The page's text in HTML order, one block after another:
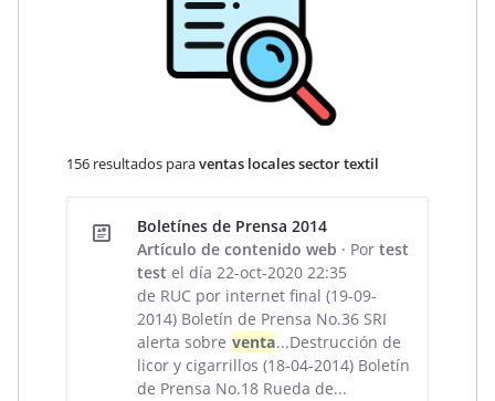
156 resultados paraventas locales sector textil
Boletínes de Prensa 2014
Artículo de contenido web · Por test
test el día 22-oct-2020 22:35
de RUC por internet final (19-09-
2014) Boletín de Prensa No.36 SRI
alerta sobre venta...Destrucción de
licor y cigarrillos (18-04-2014) Boletín
de Prensa No.18 Rueda de...